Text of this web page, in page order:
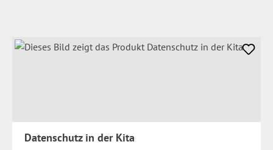
Datenschutz in der Kita